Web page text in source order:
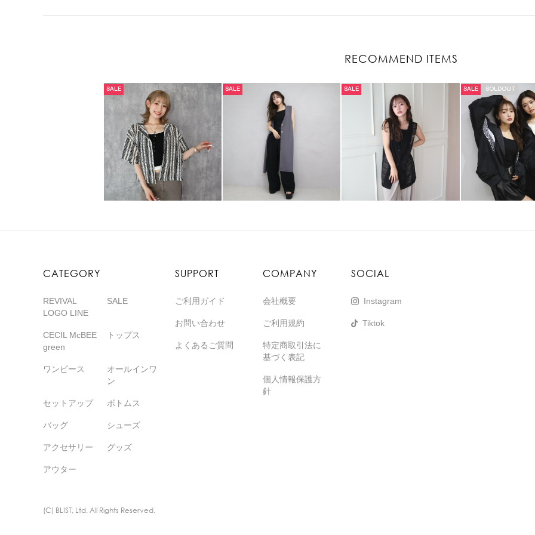
RECOMMEND ITEMS
SALE SALE SALE SALE SOLDOUT
CATEGORY
REVIVAL
LOGO LINE
SALE
CECIL McBEE
green
トップス
ワンピース
オールインワ
ン
セットアップ ボトムス
バッグ シューズ
アクセサリー グッズ
アウター
SUPPORT
ご利用ガイド
お問い合わせ
よくあるご質問
COMPANY
会社概要
ご利用規約
特定商取引法に
基づく表記
個人情報保護方
針
SOCIAL
Instagram
Tiktok
(C) BLIST, Ltd. All Rights Reserved.